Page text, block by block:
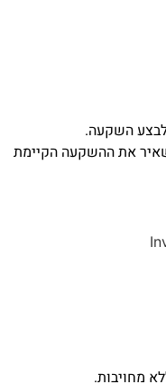
השקעה.
את ההשקעה הקיימת
מחויבות.